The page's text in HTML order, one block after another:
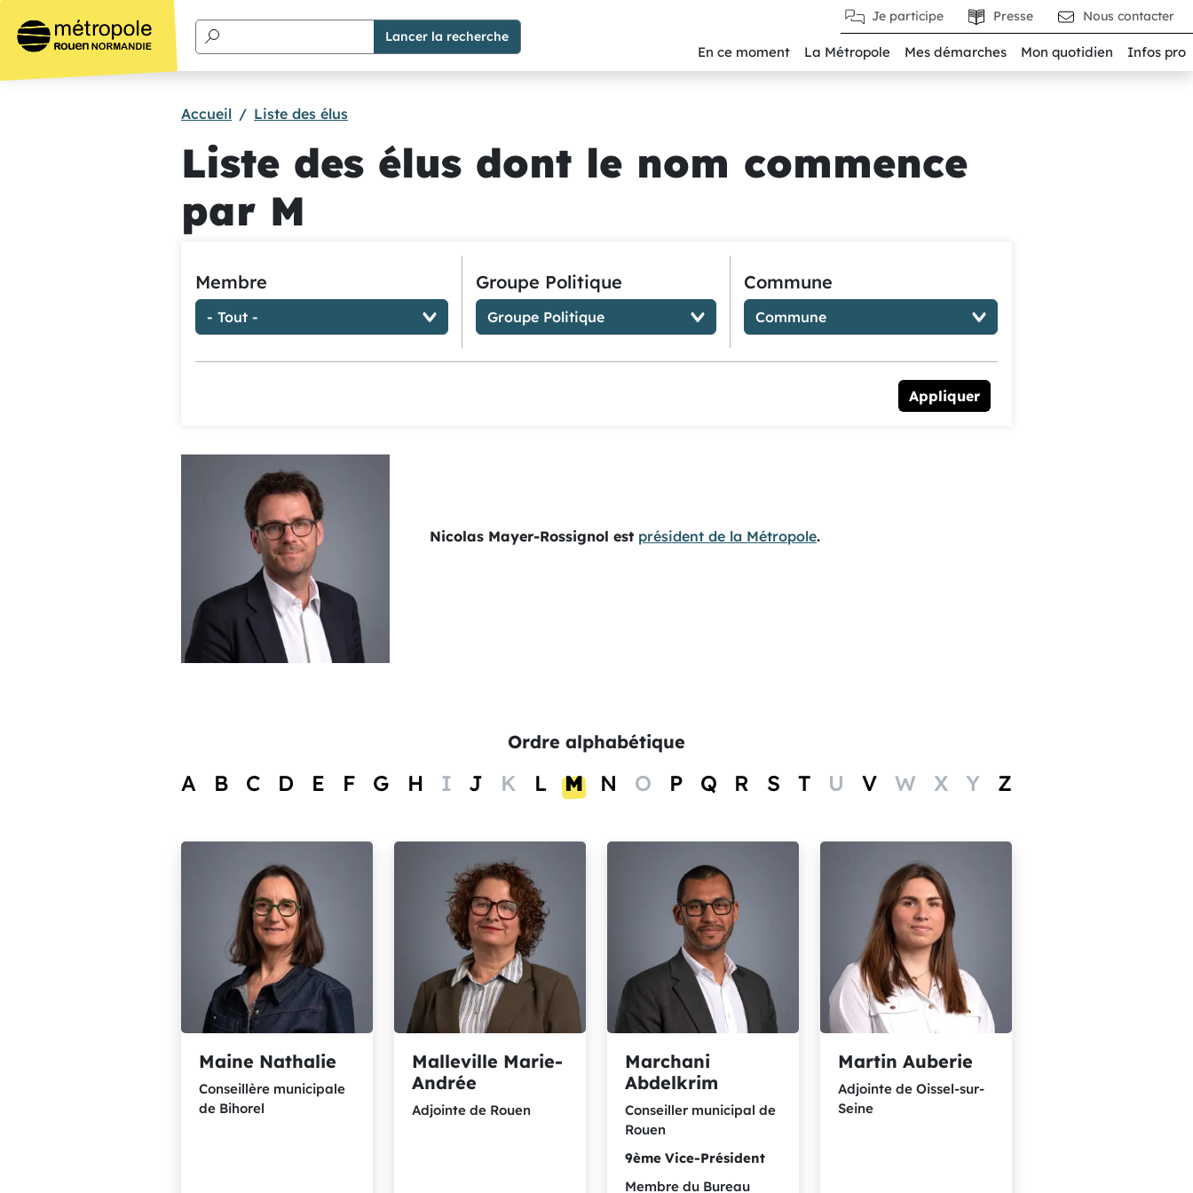
Aller au contenu principal Je participe Presse Nous contacter
En ce moment La Métropole Mes démarches Mon quotidien Infos pro
Accueil Liste des élus
Liste des élus dont le nom commence
par M
Membre Groupe Politique Commune
Nicolas Mayer-Rossignol est président de la Métropole.
Ordre alphabétique
A B C D E F G H I J K L M N O P Q R S T U V W X Y Z
Maine Nathalie
Conseillère municipale
de Bihorel
Malleville Marie-
Andrée
Adjointe de Rouen
Marchani
Abdelkrim
Conseiller municipal de
Rouen
9ème Vice-Président
Membre du Bureau
Martin Auberie
Adjointe de Oissel-sur-
Seine